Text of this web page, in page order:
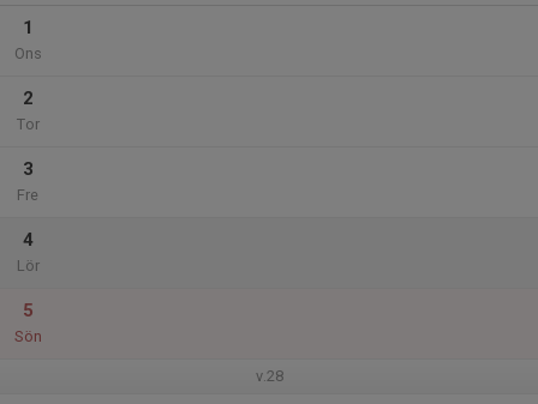
1
Ons
2
Tor
3
Fre
4
Lör
5
Sön
v.28